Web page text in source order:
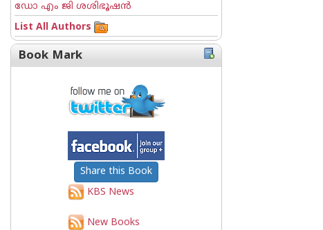
ഡോ എം ജി ശശിഭൂഷന്‍
List All Authors
Book Mark
Share this Book
KBS News
New Books